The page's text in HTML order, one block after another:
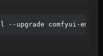
upgrade comfyui-